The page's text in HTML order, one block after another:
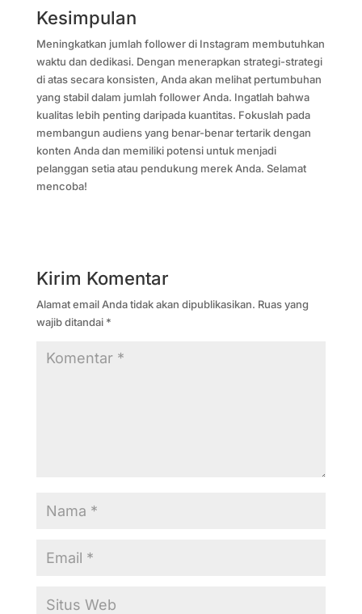
Kesimpulan
Meningkatkan jumlah follower di Instagram membutuhkan
waktu dan dedikasi. Dengan menerapkan strategi-strategi
di atas secara konsisten, Anda akan melihat pertumbuhan
yang stabil dalam jumlah follower Anda. Ingatlah bahwa
kualitas lebih penting daripada kuantitas. Fokuslah pada
membangun audiens yang benar-benar tertarik dengan
konten Anda dan memiliki potensi untuk menjadi
pelanggan setia atau pendukung merek Anda. Selamat
mencoba!
Kirim Komentar
Alamat email Anda tidak akan dipublikasikan. Ruas yang
wajib ditandai *